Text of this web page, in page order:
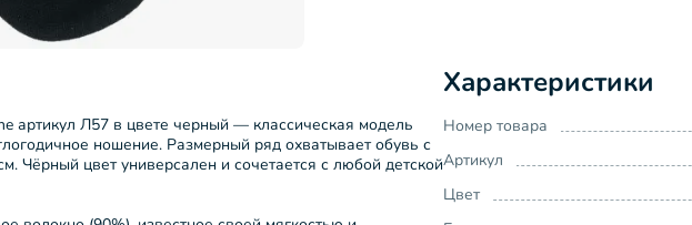
артикул Л57 в цвете черный — классическая модель
ношение. Размерный ряд охватывает обувь с
Чёрный цвет универсален и сочетается с любой детской
Характеристики
Номер товара
Артикул
Цвет